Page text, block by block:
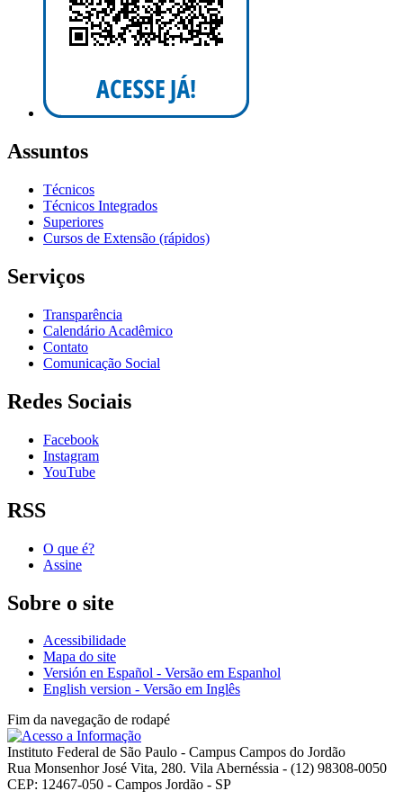
Assuntos
Técnicos
Técnicos Integrados
Superiores
Cursos de Extensão (rápidos)
Serviços
Transparência
Calendário Acadêmico
Contato
Comunicação Social
Redes Sociais
Facebook
Instagram
YouTube
RSS
O que é?
Assine
Sobre o site
Acessibilidade
Mapa do site
Versión en Español - Versão em Espanhol
English version - Versão em Inglês
Fim da navegação de rodapé
Instituto Federal de São Paulo - Campus Campos do Jordão
Rua Monsenhor José Vita, 280. Vila Abernéssia - (12) 98308-0050
CEP: 12467-050 - Campos Jordão - SP